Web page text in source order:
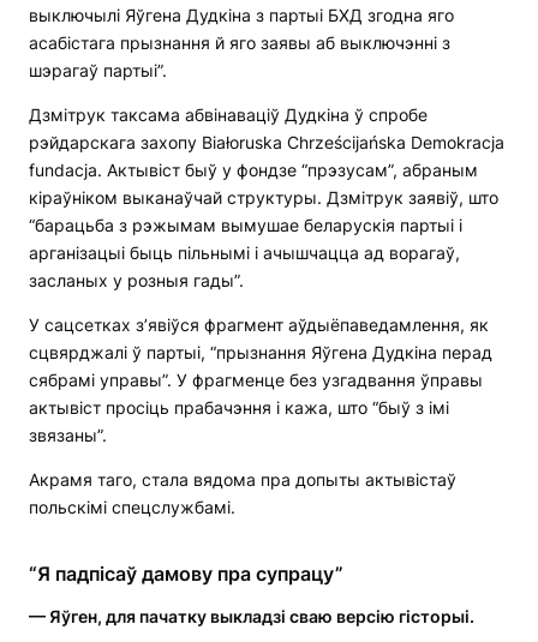
выключылі Яўгена Дудкіна з партыі БХД згодна яго
асабістага прызнання й яго заявы аб выключэнні з
шэрагаў партыі”.
Дзмітрук таксама абвінаваціў Дудкіна ў спробе
рэйдарскага захопу Białoruska Chrześcijańska Demokracja
fundacja. Актывіст быў у фондзе “прэзусам”, абраным
кіраўніком выканаўчай структуры. Дзмітрук заявіў, што
“барацьба з рэжымам вымушае беларускія партыі і
арганізацыі быць пільнымі і ачышчацца ад ворагаў,
засланых у розныя гады”.
У сацсетках з’явіўся фрагмент аўдыёпаведамлення, як
сцвярджалі ў партыі, “прызнання Яўгена Дудкіна перад
сябрамі управы”. У фрагменце без узгадвання ўправы
актывіст просіць прабачэння і кажа, што “быў з імі
звязаны”.
Акрамя таго, стала вядома пра допыты актывістаў
польскімі спецслужбамі.
“Я падпісаў дамову пра супрацу”
— Яўген, для пачатку выкладзі сваю версію гісторыі.